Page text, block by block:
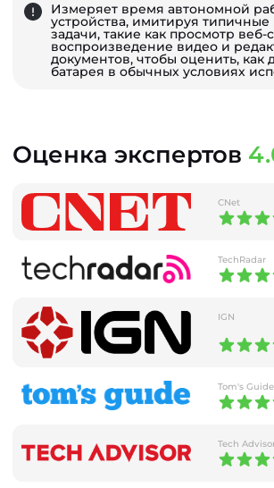
Измеряет время автономной
устройства, имитируя типичные
задачи, такие как просмотр веб-
воспроизведение видео и
документов, чтобы оценить, как
батарея в обычных условиях
Оценка экспертов
CNet
TechRadar
IGN
Tom's Guide
Tech